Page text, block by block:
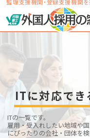
監理支援機関・登録支援機関を
ITに対応でき
ITの一覧です。
雇用・受入れしたい地域や
にぴったりの会社・団体を検